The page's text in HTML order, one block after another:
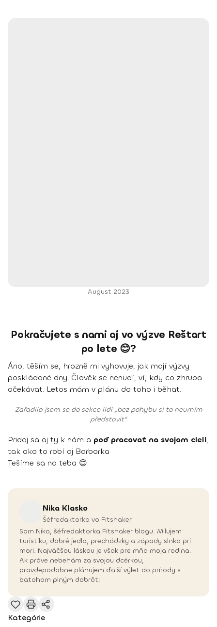
August 2023
Pokračujete s nami aj vo výzve Reštart
po lete 😊?
Áno, těším se, hrozně mi vyhovuje, jak mají výzvy
poskládané dny. Člověk se nenudí, ví, kdy co zhruba
očekávat. Letos mám v plánu do toho i běhat.
Zařadila jsem se do sekce lidí „bez pohybu si to neumím
představit“
Pridaj sa aj ty k nám a poď pracovať na svojom cieli,
tak ako to robí aj Barborka
Tešíme sa na teba 😊:
Nika Klasko
Šéfredaktorka vo Fitshaker
Som Nika, šéfredaktorka Fitshaker blogu. Milujem
turistiku, dobré jedlo, prechádzky a západy slnka pri
mori. Najväčšou láskou je však pre mňa moja rodina.
Ak práve nebehám za svojou dcérkou,
pravdepodobne plánujem ďalší výlet do prírody s
batohom plným dobrôt!
Kategórie